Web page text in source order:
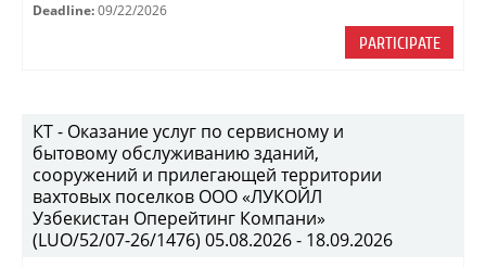
Deadline: 09/22/2026
PARTICIPATE
КТ - Оказание услуг по сервисному и
бытовому обслуживанию зданий,
сооружений и прилегающей территории
вахтовых поселков ООО «ЛУКОЙЛ
Узбекистан Оперейтинг Компани»
(LUO/52/07-26/1476) 05.08.2026 - 18.09.2026